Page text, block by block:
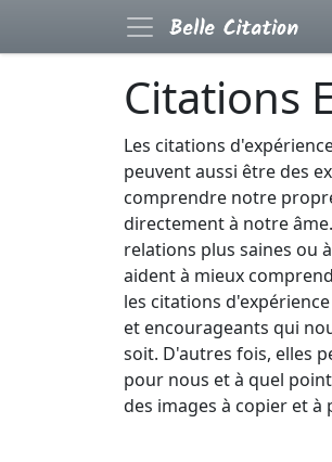
Citations
Les citations
peuvent aussi être des
comprendre notre
directement à notre
relations plus saines ou
aident à mieux
les citations
et encourageants qui
soit. D'autres fois, elles
pour nous et à quel
des images à copier et à